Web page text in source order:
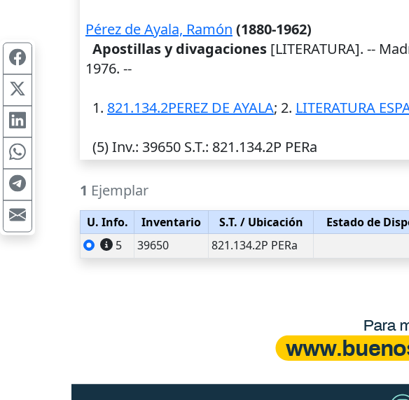
Pérez de Ayala, Ramón (1880-1962)
Apostillas y divagaciones [LITERATURA]. --
1976. --
1. 821.134.2PEREZ DE AYALA; 2. LITERATURA
(5)Inv.: 39650 S.T.: 821.134.2P PERa
1 Ejemplar
U. Info. Inventario S.T. / Ubicación Estado de
5
39650 821.134.2P PERa